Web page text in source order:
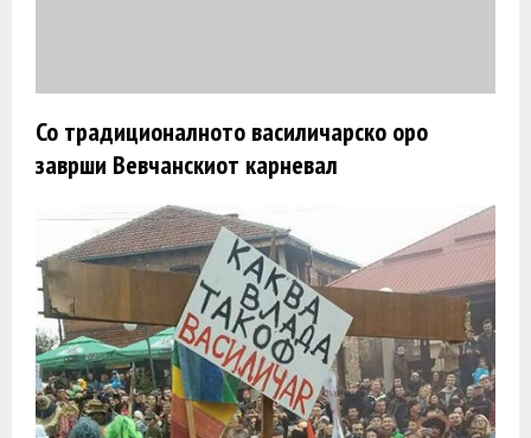
Со традиционалното василичарско оро
заврши Вевчанскиот карневал